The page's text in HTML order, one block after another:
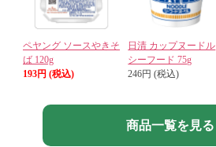
ペヤング ソースやきそ
ば 120g
193円 (税込)
日清 カップヌードル
シーフード 75g
246円 (税込)
商品一覧を見る